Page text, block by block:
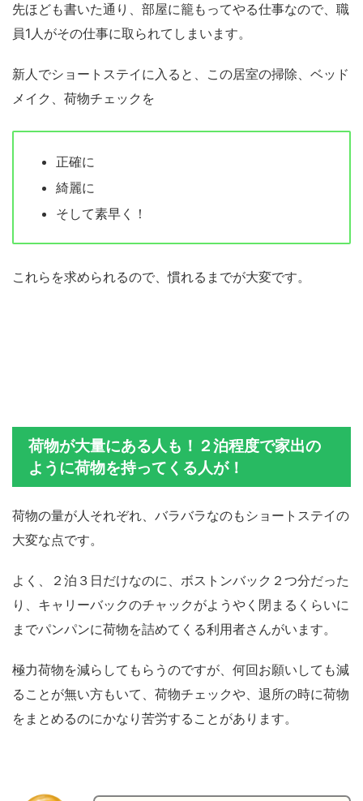
先ほども書いた通り、部屋に籠もってやる仕事なので、職
員1人がその仕事に取られてしまいます。
新人でショートステイに入ると、この居室の掃除、ベッド
メイク、荷物チェックを
正確に
綺麗に
そして素早く！
これらを求められるので、慣れるまでが大変です。
荷物が大量にある人も！２泊程度で家出の
ように荷物を持ってくる人が！
荷物の量が人それぞれ、バラバラなのもショートステイの
大変な点です。
よく、２泊３日だけなのに、ボストンバック２つ分だった
り、キャリーバックのチャックがようやく閉まるくらいに
までパンパンに荷物を詰めてくる利用者さんがいます。
極力荷物を減らしてもらうのですが、何回お願いしても減
ることが無い方もいて、荷物チェックや、退所の時に荷物
をまとめるのにかなり苦労することがあります。